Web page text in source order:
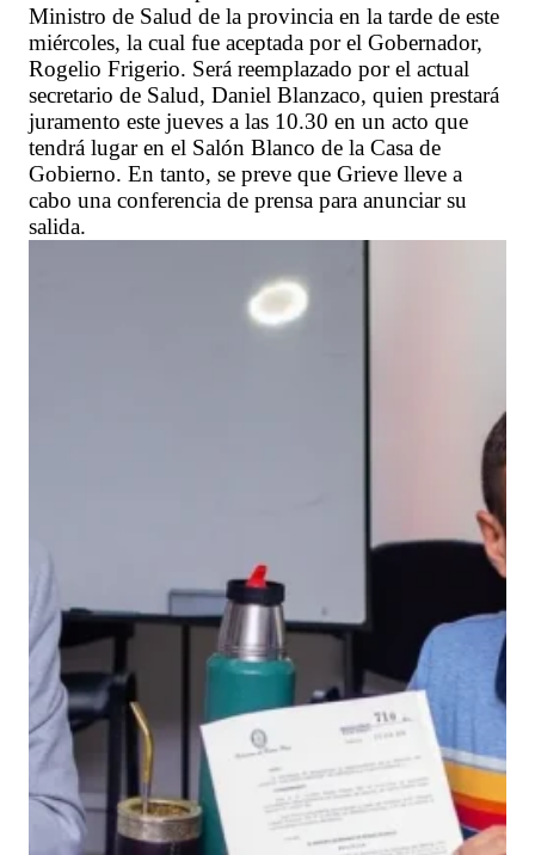
Ministro de Salud de la provincia en la tarde de este
miércoles, la cual fue aceptada por el Gobernador,
Rogelio Frigerio. Será reemplazado por el actual
secretario de Salud, Daniel Blanzaco, quien prestará
juramento este jueves a las 10.30 en un acto que
tendrá lugar en el Salón Blanco de la Casa de
Gobierno. En tanto, se preve que Grieve lleve a
cabo una conferencia de prensa para anunciar su
salida.